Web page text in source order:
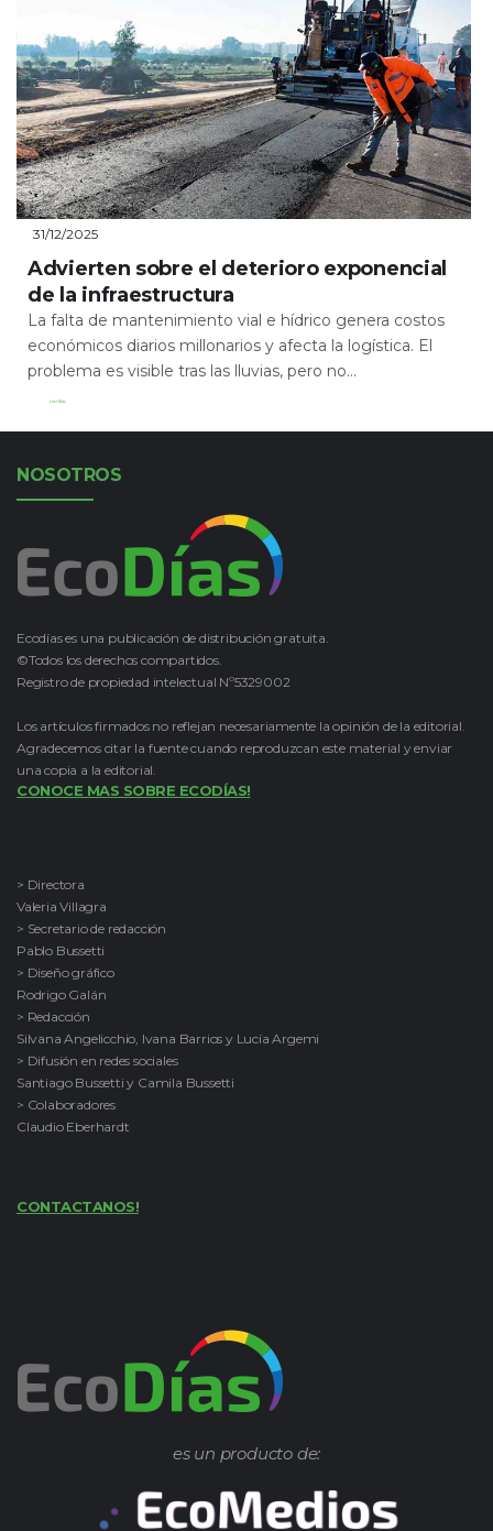
31/12/2025
Advierten sobre el deterioro exponencial
de la infraestructura
La falta de mantenimiento vial e hídrico genera costos
económicos diarios millonarios y afecta la logística. El
problema es visible tras las lluvias, pero no...
Leer Más
NOSOTROS
Ecodías es una publicación de distribución gratuita.
©Todos los derechos compartidos.
Registro de propiedad intelectual Nº5329002
Los artículos firmados no reflejan necesariamente la opinión de la editorial.
Agradecemos citar la fuente cuando reproduzcan este material y enviar
una copia a la editorial.
CONOCE MAS SOBRE ECODÍAS!
> Directora
Valeria Villagra
> Secretario de redacción
Pablo Bussetti
> Diseño gráfico
Rodrigo Galán
> Redacción
Silvana Angelicchio, Ivana Barrios y Lucía Argemi
> Difusión en redes sociales
Santiago Bussetti y Camila Bussetti
> Colaboradores
Claudio Eberhardt
CONTACTANOS!
es un producto de: